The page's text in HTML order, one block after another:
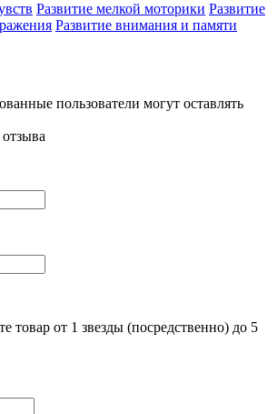
Развитие мелкой моторики Развитие
Развитие внимания и памяти
пользователи могут оставлять
товар от 1 звезды (посредственно) до 5